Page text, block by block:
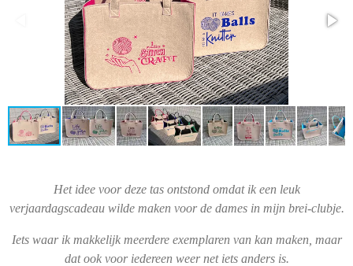
Het idee voor deze tas ontstond omdat ik een leuk
verjaardagscadeau wilde maken voor de dames in mijn brei-clubje.
Iets waar ik makkelijk meerdere exemplaren van kan maken, maar
dat ook voor iedereen weer net iets anders is.